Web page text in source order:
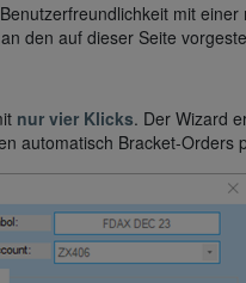
mit
den auf dieser Seite
nur vier Klicks. Der Wizard
automatisch Bracket-